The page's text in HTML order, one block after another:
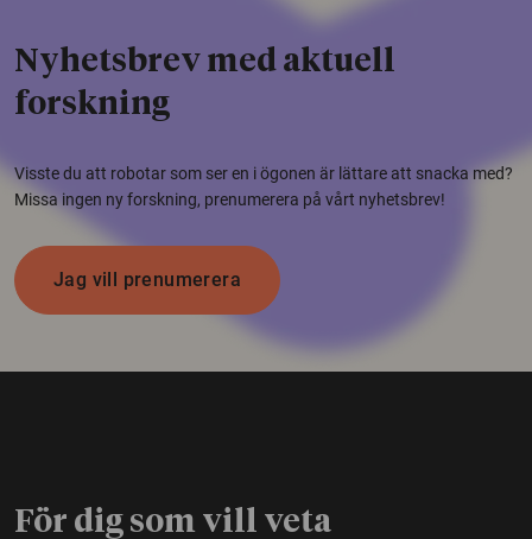
Nyhetsbrev med aktuell
forskning
Visste du att robotar som ser en i ögonen är lättare att snacka med?
Missa ingen ny forskning, prenumerera på vårt nyhetsbrev!
Jag vill prenumerera
För dig som vill veta